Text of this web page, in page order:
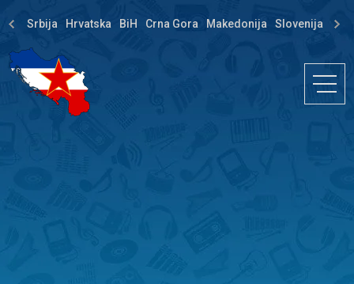
Srbija Hrvatska BiH Crna Gora Makedonija Slovenija